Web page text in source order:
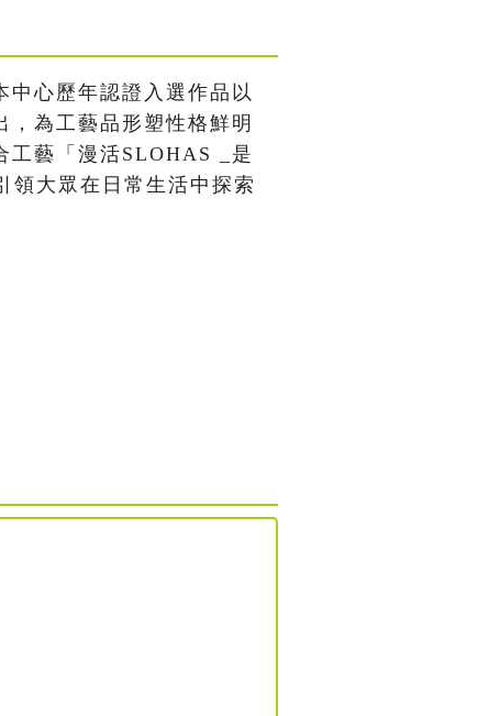
中心歷年認證入選作品以
為工藝品形塑性格鮮明
工藝「漫活SLOHAS _是
領大眾在日常生活中探索